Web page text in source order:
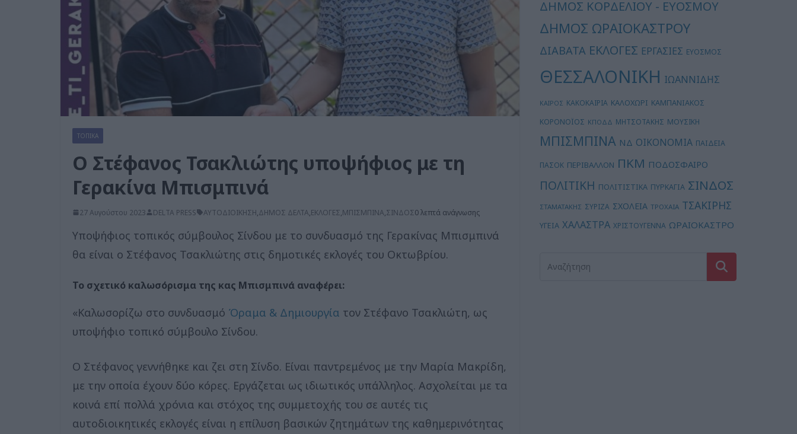
ΤΟΠΙΚΑ
Ο Στέφανος Τσακλιώτης υποψήφιος με τη
Γερακίνα Μπισμπινά
27 Αυγούστου 2023 DELTA PRESS ΑΥΤΟΔΙΟΙΚΗΣΗ,ΔΗΜΟΣ ΔΕΛΤΑ,ΕΚΛΟΓΕΣ,ΜΠΙΣΜΠΙΝΑ,ΣΙΝΔΟΣ0 λεπτά ανάγνωσης
Υποψήφιος τοπικός σύμβουλος Σίνδου με το συνδυασμό της Γερακίνας Μπισμπινά
θα είναι ο Στέφανος Τσακλιώτης στις δημοτικές εκλογές του Οκτωβρίου.
Το σχετικό καλωσόρισμα της κας Μπισμπινά αναφέρει:
«Καλωσορίζω στο συνδυασμό Όραμα & Δημιουργία τον Στέφανο Τσακλιώτη, ως
υποψήφιο τοπικό σύμβουλο Σίνδου.
Ο Στέφανος γεννήθηκε και ζει στη Σίνδο. Είναι παντρεμένος με την Μαρία Μακρίδη,
με την οποία έχουν δύο κόρες. Εργάζεται ως ιδιωτικός υπάλληλος. Ασχολείται με τα
κοινά επί πολλά χρόνια και στόχος της συμμετοχής του σε αυτές τις
αυτοδιοικητικές εκλογές είναι η επίλυση βασικών ζητημάτων της καθημερινότητας
ΔΗΜΟΣ ΚΟΡΔΕΛΙΟΥ - ΕΥΟΣΜΟΥ
ΔΗΜΟΣ ΩΡΑΙΟΚΑΣΤΡΟΥ
ΔΙΑΒΑΤΑ ΕΚΛΟΓΕΣ ΕΡΓΑΣΙΕΣ ΕΥΟΣΜΟΣ
ΘΕΣΣΑΛΟΝΙΚΗ ΙΩΑΝΝΙΔΗΣ
ΚΑΙΡΟΣ ΚΑΚΟΚΑΙΡΙΑ ΚΑΛΟΧΩΡΙ ΚΑΜΠΑΝΙΑΚΟΣ
ΚΟΡΟΝΟΪΟΣ ΚΠΟΔΔ ΜΗΤΣΟΤΑΚΗΣ ΜΟΥΣΙΚΗ
ΜΠΙΣΜΠΙΝΑ ΝΔ ΟΙΚΟΝΟΜΙΑ ΠΑΙΔΕΙΑ
ΠΑΣΟΚ ΠΕΡΙΒΑΛΛΟΝ ΠΚΜ ΠΟΔΟΣΦΑΙΡΟ
ΠΟΛΙΤΙΚΗ ΠΟΛΙΤΙΣΤΙΚΑ ΠΥΡΚΑΓΙΑ ΣΙΝΔΟΣ
ΣΤΑΜΑΤΑΚΗΣ ΣΥΡΙΖΑ ΣΧΟΛΕΙΑ ΤΡΟΧΑΙΑ ΤΣΑΚΙΡΗΣ
ΥΓΕΙΑ ΧΑΛΑΣΤΡΑ ΧΡΙΣΤΟΥΓΕΝΝΑ ΩΡΑΙΟΚΑΣΤΡΟ